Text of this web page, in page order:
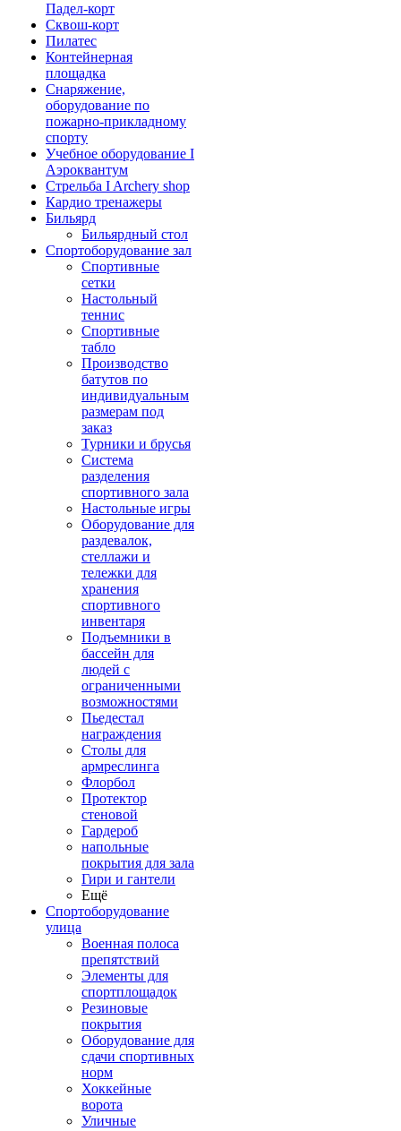
Падел-корт
Сквош-корт
Пилатес
Контейнерная
площадка
Снаряжение,
оборудование по
пожарно-прикладному
спорту
Учебное оборудование I
Аэроквантум
Стрельба I Archery shop
Кардио тренажеры
Бильярд
Бильярдный стол
Спортоборудование зал
Спортивные
сетки
Настольный
теннис
Спортивные
табло
Производство
батутов по
индивидуальным
размерам под
заказ
Турники и брусья
Система
разделения
спортивного зала
Настольные игры
Оборудование для
раздевалок,
стеллажи и
тележки для
хранения
спортивного
инвентаря
Подъемники в
бассейн для
людей с
ограниченными
возможностями
Пьедестал
награждения
Столы для
армреслинга
Флорбол
Протектор
стеновой
Гардероб
напольные
покрытия для зала
Гири и гантели
Ещё
Спортоборудование
улица
Военная полоса
препятствий
Элементы для
спортплощадок
Резиновые
покрытия
Оборудование для
сдачи спортивных
норм
Хоккейные
ворота
Уличные